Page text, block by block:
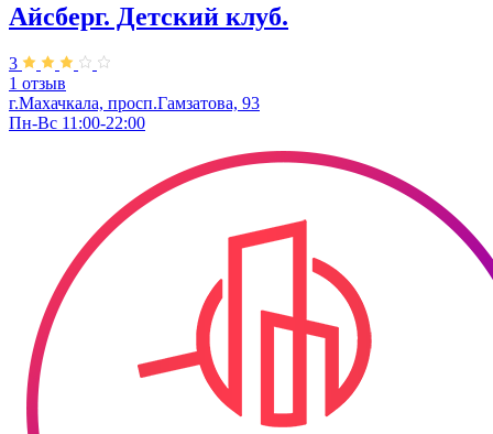
Айсберг. Детский клуб.
3
1 отзыв
г.Махачкала, просп.Гамзатова, 93
Пн-Вс 11:00-22:00